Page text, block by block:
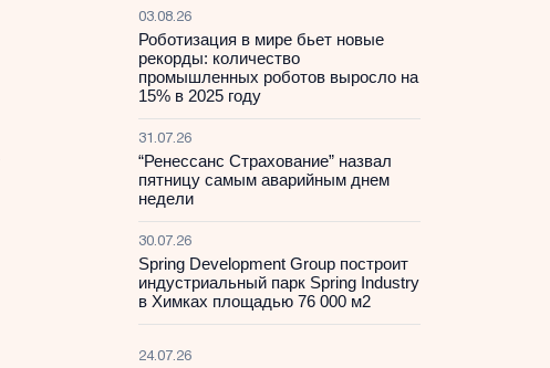
03.08.26
Роботизация в мире бьет новые
рекорды: количество
промышленных роботов выросло на
15% в 2025 году
31.07.26
“Ренессанс Страхование” назвал
пятницу самым аварийным днем
недели
30.07.26
Spring Development Group построит
индустриальный парк Spring Industry
в Химках площадью 76 000 м2
24.07.26